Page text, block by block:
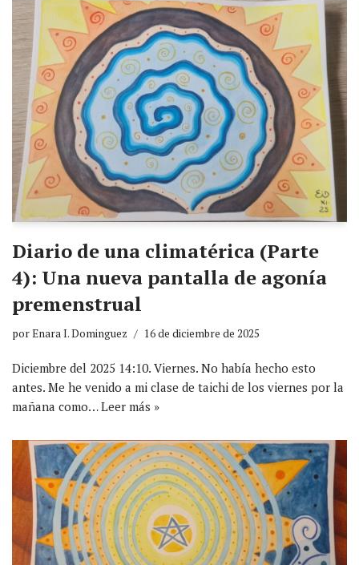
Diario de una climatérica (Parte
4): Una nueva pantalla de agonía
premenstrual
porEnara I. Dominguez 16 de diciembre de 2025
Diciembre del 2025 14:10. Viernes. No había hecho esto
antes. Me he venido a mi clase de taichi de los viernes por la
mañana como…Leer más »